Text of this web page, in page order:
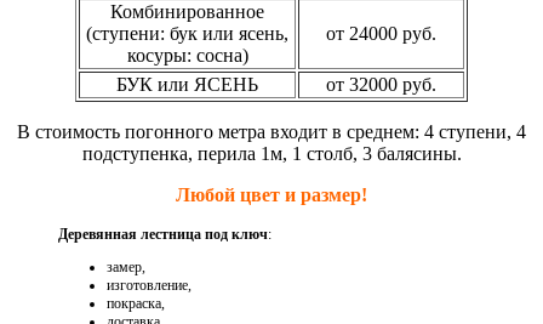
Комбинированное
(ступени: бук или ясень,
косуры: сосна)
от 24000 руб.
БУК или ЯСЕНЬ от 32000 руб.
В стоимость погонного метра входит в среднем: 4 ступени, 4
подступенка, перила 1м, 1 столб, 3 балясины.
Любой цвет и размер!
Деревянная лестница под ключ:
замер,
изготовление,
покраска,